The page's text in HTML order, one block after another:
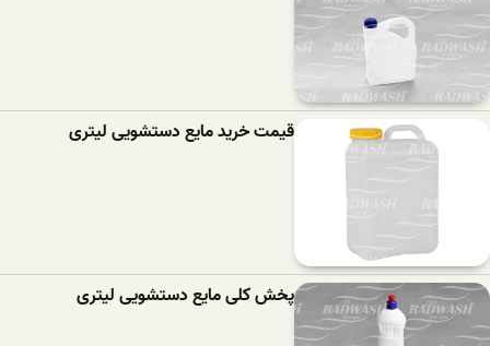
قیمت خرید مایع دستشویی لیتری
پخش کلی مایع دستشویی لیتری